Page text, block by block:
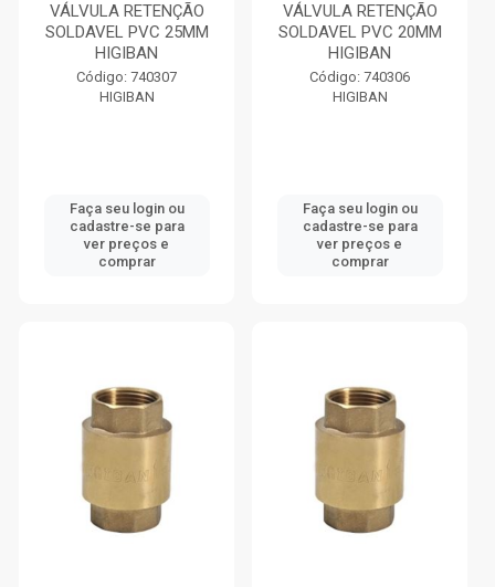
VÁLVULA RETENÇÃO
SOLDAVEL PVC 25MM
HIGIBAN
Código: 740307
HIGIBAN
Faça seu login ou
cadastre-se para
ver preços e
comprar
VÁLVULA RETENÇÃO
SOLDAVEL PVC 20MM
HIGIBAN
Código: 740306
HIGIBAN
Faça seu login ou
cadastre-se para
ver preços e
comprar